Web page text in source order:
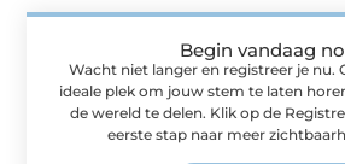
Begin vandaag
Wacht niet langer en registreer je nu.
ideale plek om jouw stem te laten
de wereld te delen. Klik op de
eerste stap naar meer